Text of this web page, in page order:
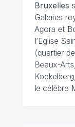
Bruxelles
Galeries
Agora et
l’Eglise
(quartier
Beaux-
le célèbre